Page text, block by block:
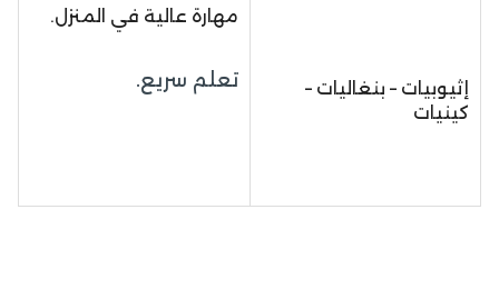
إثيوبيات – بنغاليات –
كينيات
مهارة عالية في المنزل.
تعلم سريع.